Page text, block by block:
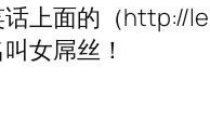
上面的（http://
女屌丝！